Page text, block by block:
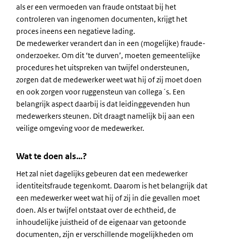
als er een vermoeden van fraude ontstaat bij het
controleren van ingenomen documenten, krijgt het
proces ineens een negatieve lading.
De medewerker verandert dan in een (mogelijke) fraude-
onderzoeker. Om dit ‘te durven’, moeten gemeentelijke
procedures het uitspreken van twijfel ondersteunen,
zorgen dat de medewerker weet wat hij of zij moet doen
en ook zorgen voor ruggensteun van collega´s. Een
belangrijk aspect daarbij is dat leidinggevenden hun
medewerkers steunen. Dit draagt namelijk bij aan een
veilige omgeving voor de medewerker.
Wat te doen als…?
Het zal niet dagelijks gebeuren dat een medewerker
identiteitsfraude tegenkomt. Daarom is het belangrijk dat
een medewerker weet wat hij of zij in die gevallen moet
doen. Als er twijfel ontstaat over de echtheid, de
inhoudelijke juistheid of de eigenaar van getoonde
documenten, zijn er verschillende mogelijkheden om